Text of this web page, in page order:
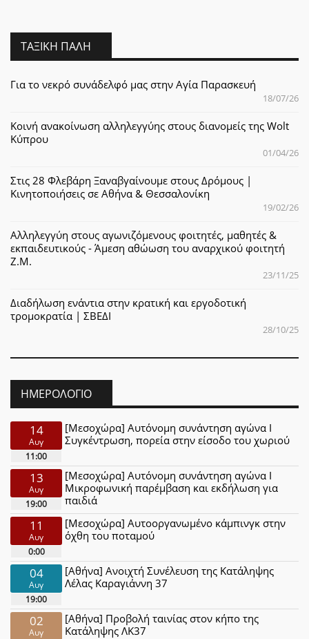
ΤΑΞΙΚΉ ΠΆΛΗ
Για το νεκρό συνάδελφό μας στην Αγία Παρασκευή
18/07/26
Κοινή ανακοίνωση αλληλεγγύης στους διανομείς της Wolt
Κύπρου
01/04/26
Στις 28 Φλεβάρη Ξαναβγαίνουμε στους Δρόμους |
Κινητοποιήσεις σε Αθήνα & Θεσσαλονίκη
19/02/26
Αλληλεγγύη στους αγωνιζόμενους φοιτητές, μαθητές &
εκπαιδευτικούς - Άμεση αθώωση του αναρχικού φοιτητή
Ζ.Μ.
23/11/25
Διαδήλωση ενάντια στην κρατική και εργοδοτική
τρομοκρατία | ΣΒΕΔΙ
28/10/25
ΗΜΕΡΟΛΌΓΙΟ
14
Αυγ
11:00
[Μεσοχώρα] Αυτόνομη συνάντηση αγώνα Ι
Συγκέντρωση, πορεία στην είσοδο του χωριού
13
Αυγ
19:00
[Μεσοχώρα] Αυτόνομη συνάντηση αγώνα Ι
Μικροφωνική παρέμβαση και εκδήλωση για
παιδιά
11
Αυγ
0:00
[Μεσοχώρα] Αυτοοργανωμένο κάμπινγκ στην
όχθη του ποταμού
04
Αυγ
19:00
[Αθήνα] Ανοιχτή Συνέλευση της Κατάληψης
Λέλας Καραγιάννη 37
02
Αυγ
[Αθήνα] Προβολή ταινίας στον κήπο της
Κατάληψης ΛΚ37